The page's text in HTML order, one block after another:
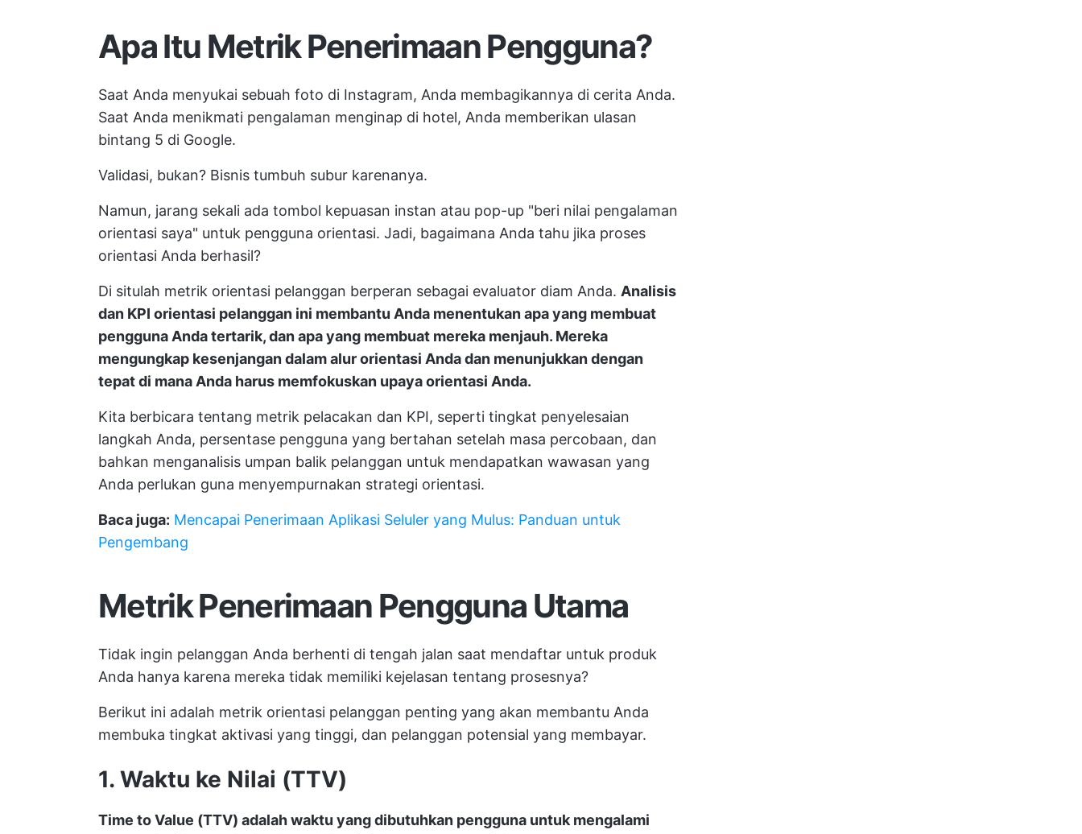
Apa Itu Metrik Penerimaan Pengguna?
Saat Anda menyukai sebuah foto di Instagram, Anda membagikannya di cerita Anda.
Saat Anda menikmati pengalaman menginap di hotel, Anda memberikan ulasan
bintang 5 di Google.
Validasi, bukan? Bisnis tumbuh subur karenanya.
Namun, jarang sekali ada tombol kepuasan instan atau pop-up "beri nilai pengalaman
orientasi saya" untuk pengguna orientasi. Jadi, bagaimana Anda tahu jika proses
orientasi Anda berhasil?
Di situlah metrik orientasi pelanggan berperan sebagai evaluator diam Anda. Analisis
dan KPI orientasi pelanggan ini membantu Anda menentukan apa yang membuat
pengguna Anda tertarik, dan apa yang membuat mereka menjauh. Mereka
mengungkap kesenjangan dalam alur orientasi Anda dan menunjukkan dengan
tepat di mana Anda harus memfokuskan upaya orientasi Anda.
Kita berbicara tentang metrik pelacakan dan KPI, seperti tingkat penyelesaian
langkah Anda, persentase pengguna yang bertahan setelah masa percobaan, dan
bahkan menganalisis umpan balik pelanggan untuk mendapatkan wawasan yang
Anda perlukan guna menyempurnakan strategi orientasi.
Baca juga: Mencapai Penerimaan Aplikasi Seluler yang Mulus: Panduan untuk
Pengembang
Metrik Penerimaan Pengguna Utama
Tidak ingin pelanggan Anda berhenti di tengah jalan saat mendaftar untuk produk
Anda hanya karena mereka tidak memiliki kejelasan tentang prosesnya?
Berikut ini adalah metrik orientasi pelanggan penting yang akan membantu Anda
membuka tingkat aktivasi yang tinggi, dan pelanggan potensial yang membayar.
1. Waktu ke Nilai (TTV)
Time to Value (TTV) adalah waktu yang dibutuhkan pengguna untuk mengalami